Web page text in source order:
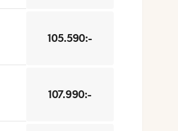
105.590:-
107.990:-